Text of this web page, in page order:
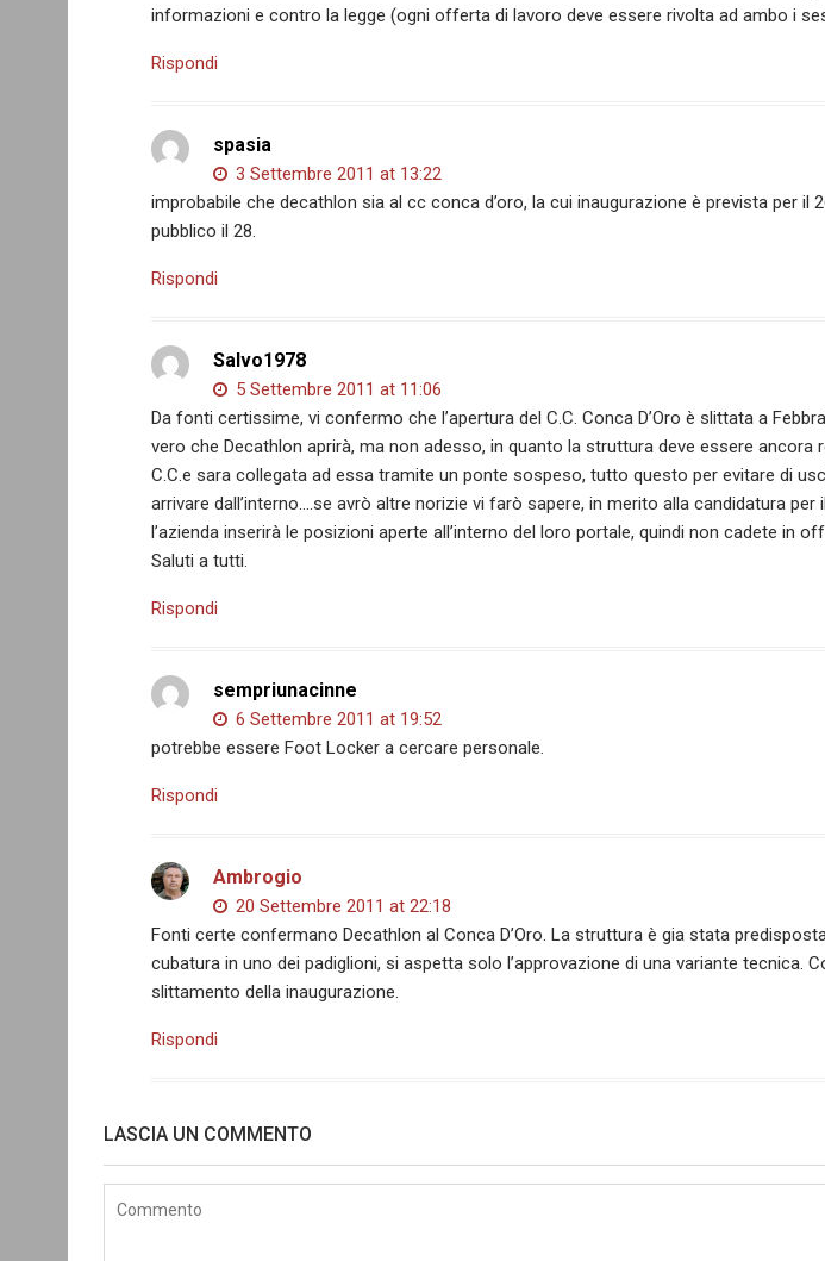
informazioni e contro la legge (ogni offerta di lavoro deve essere rivolta ad ambo i
Rispondi
spasia
3 Settembre 2011 at 13:22
improbabile che decathlon sia al cc conca d’oro, la cui inaugurazione è prevista per il
pubblico il 28.
Rispondi
Salvo1978
5 Settembre 2011 at 11:06
Da fonti certissime, vi confermo che l’apertura del C.C. Conca D’Oro è slittata a
vero che Decathlon aprirà, ma non adesso, in quanto la struttura deve essere ancora
C.C.e sara collegata ad essa tramite un ponte sospeso, tutto questo per evitare di
arrivare dall’interno….se avrò altre norizie vi farò sapere, in merito alla candidatura per
l’azienda inserirà le posizioni aperte all’interno del loro portale, quindi non cadete in
Saluti a tutti.
Rispondi
sempriunacinne
6 Settembre 2011 at 19:52
potrebbe essere Foot Locker a cercare personale.
Rispondi
Ambrogio
20 Settembre 2011 at 22:18
Fonti certe confermano Decathlon al Conca D’Oro. La struttura è gia stata
cubatura in uno dei padiglioni, si aspetta solo l’approvazione di una variante tecnica.
slittamento della inaugurazione.
Rispondi
LASCIA UN COMMENTO